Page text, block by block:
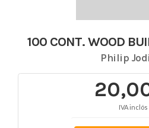
100 CONT. WOOD
Philip
IVA inclós